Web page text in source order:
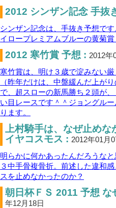
2012 シンザン記念 手抜
シンザン記念は、手抜き予想で
イロープレミアムブルーの黄菊
2012 寒竹賞 予想 : 2012年
寒竹賞は、明け３歳で淀みない
（昨年だけは、中盤緩んだ上が
で、超スローの新馬勝ち２頭が
い目レースです＾＾ジョングル
ります。
上村騎手は、なぜ止め
イヤコスモス : 2012年01月
明らかに何かあったんだろうな
３中手骨複骨折。前述した違和
スを止めなかったのか？
朝日杯ＦＳ 2011 予想
年12月18日